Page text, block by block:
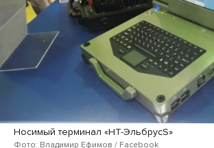
Носимый терминал «НТ-ЭльбрусS»
Фото: Владимир Ефимов / Facebook